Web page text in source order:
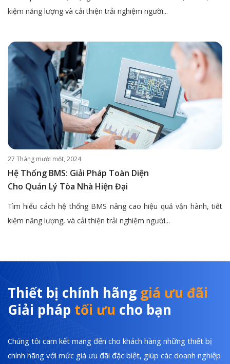
kiệm năng lượng và cải thiện trải nghiệm người...
27 Tháng mười một, 2024
Hệ Thống BMS: Giải Pháp Toàn Diện
Cho Quản Lý Tòa Nhà Hiện Đại
Tìm hiểu cách hệ thống BMS nâng cao hiệu quả vận hành, tiết
kiệm năng lượng, và cải thiện trải nghiệm người...
Thiết bị chính hãng giá ưu đãi
Giải pháp tối ưu cho bạn
Chúng tôi cam kết mang đến cho khách hàng những thiết bị
chính hãng với mức giá ưu đãi đặc biệt, giúp các doanh nghiệp